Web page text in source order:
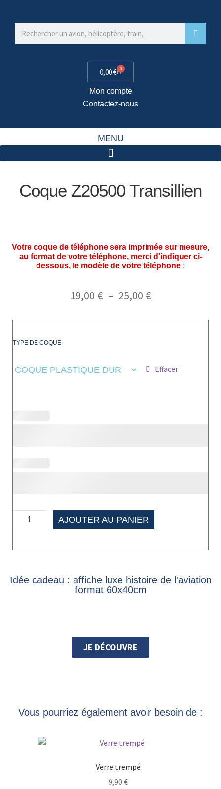
0,00€ 0
Mon compte
Contactez-nous
MENU
Coque Z20500 Transillien
Votre coque de téléphone sera imprimée sur mesure,
au format de votre téléphone, merci d'indiquer ci-
dessous, le modèle de votre téléphone :
19,00 € – 25,00 €
TYPE DE COQUE
Effacer
AJOUTER AU PANIER
Idée cadeau : affiche luxe histoire de l'aviation
format 60x40cm
JE DÉCOUVRE
Vous pourriez également avoir besoin de :
Verre trempé
9,90 €